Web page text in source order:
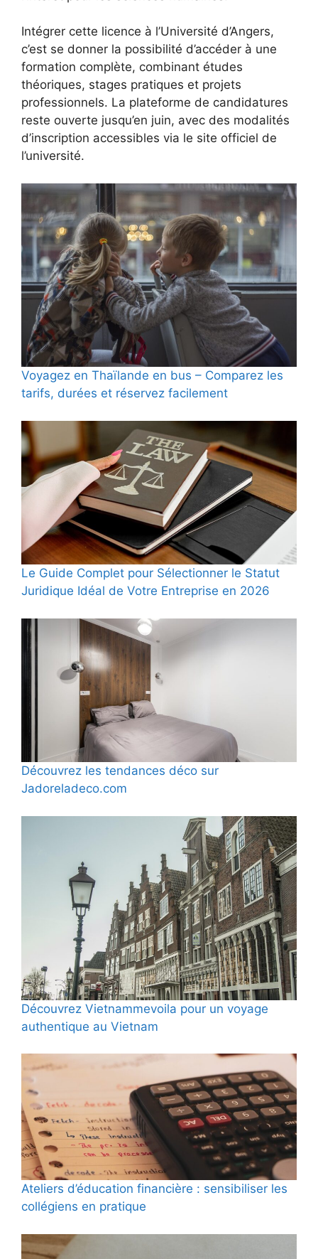
Intégrer cette licence à l’Université d’Angers,
c’est se donner la possibilité d’accéder à une
formation complète, combinant études
théoriques, stages pratiques et projets
professionnels. La plateforme de candidatures
reste ouverte jusqu’en juin, avec des modalités
d’inscription accessibles via le site officiel de
l’université.
Voyagez en Thaïlande en bus – Comparez les
tarifs, durées et réservez facilement
Le Guide Complet pour Sélectionner le Statut
Juridique Idéal de Votre Entreprise en 2026
Découvrez les tendances déco sur
Jadoreladeco.com
Découvrez Vietnammevoila pour un voyage
authentique au Vietnam
Ateliers d’éducation financière : sensibiliser les
collégiens en pratique